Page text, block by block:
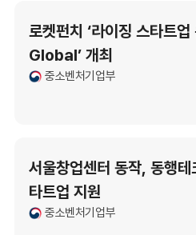
로켓펀치 ‘라이징 스타트
Global’ 개최
중소벤처기업부
서울창업센터 동작, 동행
타트업 지원
중소벤처기업부